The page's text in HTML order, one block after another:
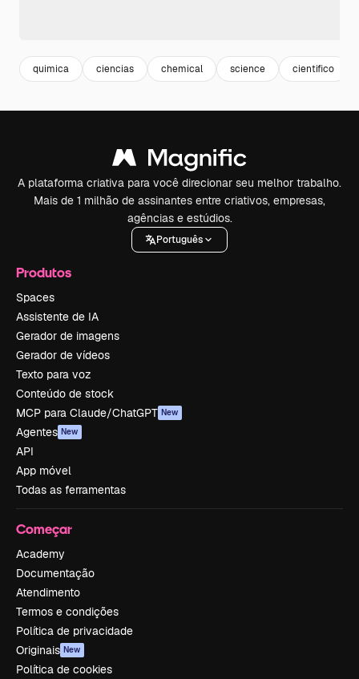
quimica ciencias chemical science cientifico
A plataforma criativa para você direcionar seu melhor trabalho.
Mais de 1 milhão de assinantes entre criativos, empresas,
agências e estúdios.
Português
Produtos
Spaces
Assistente de IA
Gerador de imagens
Gerador de vídeos
Texto para voz
Conteúdo de stock
MCP para Claude/ChatGPT New
Agentes New
API
App móvel
Todas as ferramentas
Começar
Academy
Documentação
Atendimento
Termos e condições
Política de privacidade
Originais New
Política de cookies